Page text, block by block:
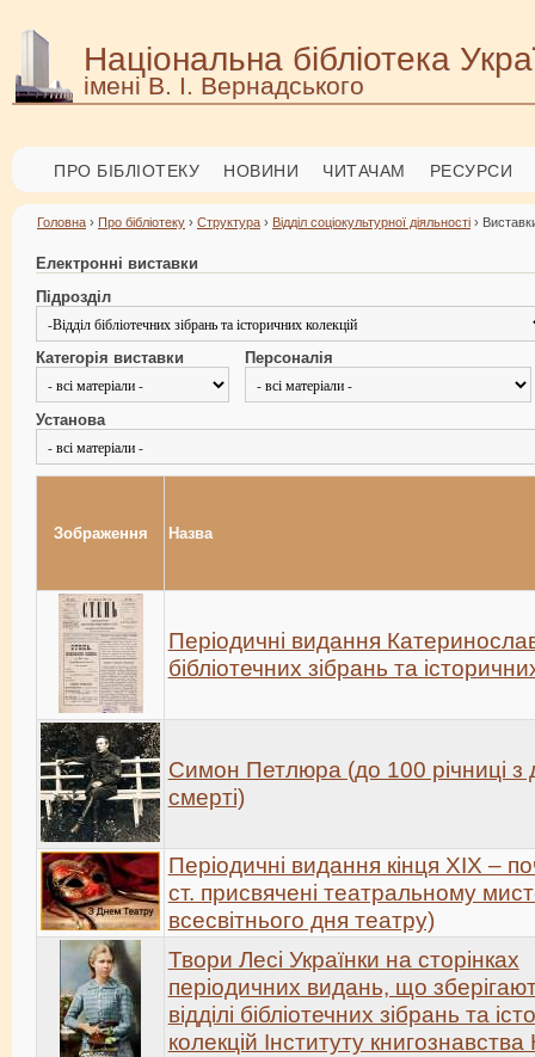
Національна бібліотека
імені В. І. Вернадського
ПРО БІБЛІОТЕКУ НОВИНИ ЧИТАЧАМ РЕСУРСИ
Головна › Про бібліотеку › Структура › Відділ соціокультурної діяльності ›
Електронні виставки
Підрозділ
Категорія виставки Персоналія
Установа
Зображення Назва
Періодичні видання
бібліотечних зібрань та
Симон Петлюра (до 100 річниці з
смерті)
Періодичні видання кінця XIX –
ст. присвячені театральному
всесвітнього дня театру)
Твори Лесі Українки на сторінках
періодичних видань, що
відділі бібліотечних зібрань та
колекцій Інституту